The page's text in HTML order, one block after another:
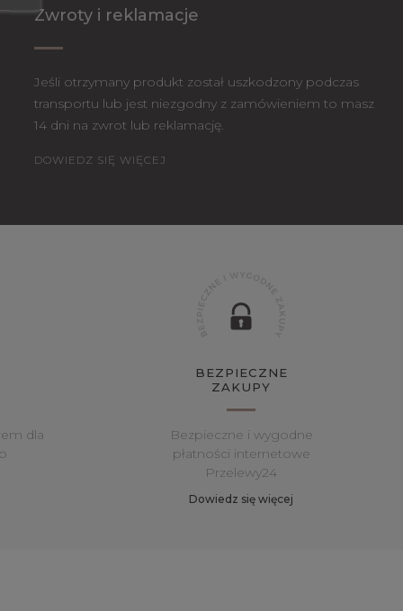
Zwroty i reklamacje
Jeśli otrzymany produkt został uszkodzony podczas
transportu lub jest niezgodny z zamówieniem to masz
14 dni na zwrot lub reklamację.
DOWIEDZ SIĘ WIĘCEJ
dla
BEZPIECZNE
ZAKUPY
Bezpieczne i wygodne
płatności internetowe
Przelewy24
Dowiedz się więcej